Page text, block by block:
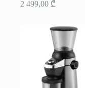
2 499,00 ₾